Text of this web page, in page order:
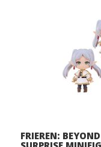
FRIEREN: